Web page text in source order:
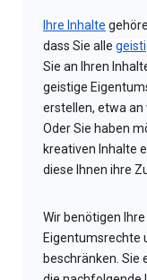
Ihre Inhalte
dass Sie alle
Sie an Ihren
geistige
erstellen, etwa an
Oder Sie haben
kreativen Inhalte
diese Ihnen ihre
Wir benötigen
Eigentumsrechte
beschränken. Sie